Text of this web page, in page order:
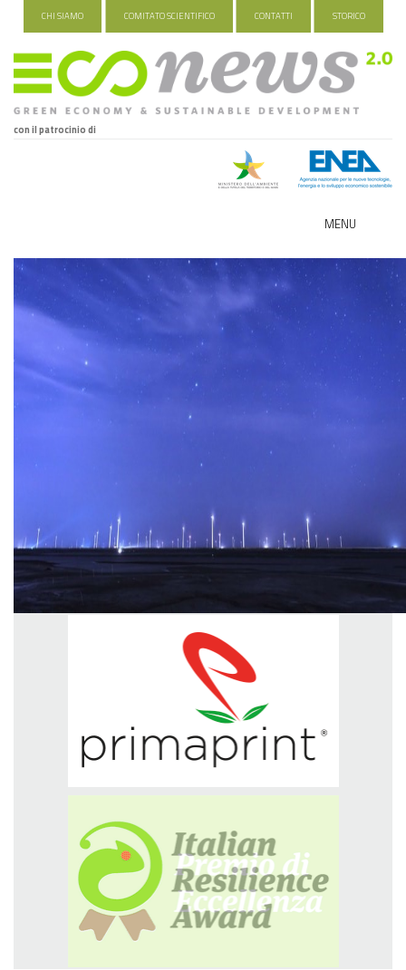
CHI SIAMO COMITATO SCIENTIFICO CONTATTI STORICO
con il patrocinio di
MENU
ECO-NOMY
INDUSTRIA VERDE
FOOD&TRAVEL
HEALTH&WELLNESS
GLOCAL
ECOINCENTRIAMOCI